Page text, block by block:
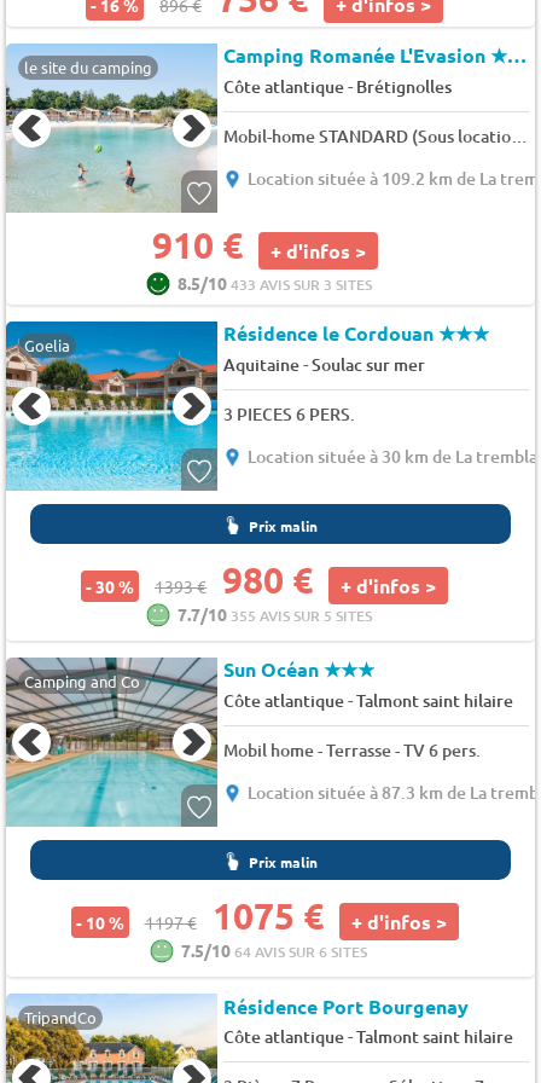
- 16 % 896 €
le site du camping Camping Romanée L'Evasion★★★★
Côte atlantique- Brétignolles
Mobil-home STANDARD (Sous location de particulier) - 2 chambres 4 pers.
Location située à 109.2 km de La
910 € + d'infos >
8.5/10433 AVIS SUR 3 SITES
Goelia Résidence le Cordouan★★★
Aquitaine-Soulac sur mer
3 PIECES 6 PERS.
Location située à 30 km de La
Prix malin
- 30 % 1393 € 980 € + d'infos >
7.7/10 355 AVIS SUR 5 SITES
Camping and Co Sun Océan★★★
Côte atlantique-Talmont saint hilaire
Mobil home - Terrasse - TV 6 pers.
Location située à 87.3 km de La
Prix malin
- 10 % 1197 € 1075 € + d'infos >
7.5/1064 AVIS SUR 6 SITES
TripandCo Résidence Port Bourgenay
Côte atlantique-Talmont saint hilaire